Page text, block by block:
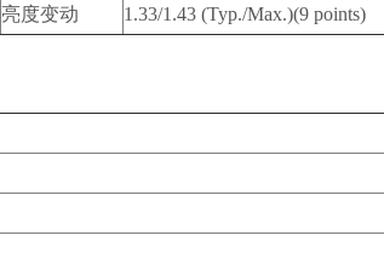
亮度变动 1.33/1.43 (Typ./Max.)(9 points)